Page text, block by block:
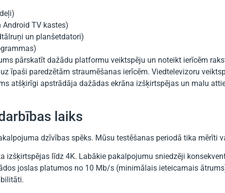
TV kastes)
un planšetdatori)
pārskatīt dažādu platformu veiktspēju un noteikt ierīcēm
īpaši paredzētām straumēšanas ierīcēm. Viedtelevizoru
atšķirīgi apstrādāja dažādas ekrāna izšķirtspējas un malu
laiks
dzīvības spēks. Mūsu testēšanas periodā tika mērīti
izšķirtspējas līdz 4K. Labākie pakalpojumu sniedzēji
joslas platumos no 10 Mb/s (minimālais ieteicamais